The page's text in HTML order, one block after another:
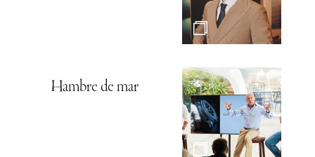
Hambre de mar